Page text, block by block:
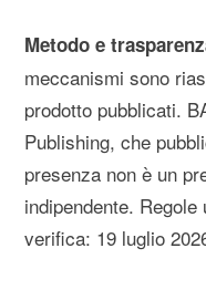
Metodo e
meccanismi sono
prodotto pubblicati.
Publishing, che
presenza non è un
indipendente. Regole
verifica: 19 luglio